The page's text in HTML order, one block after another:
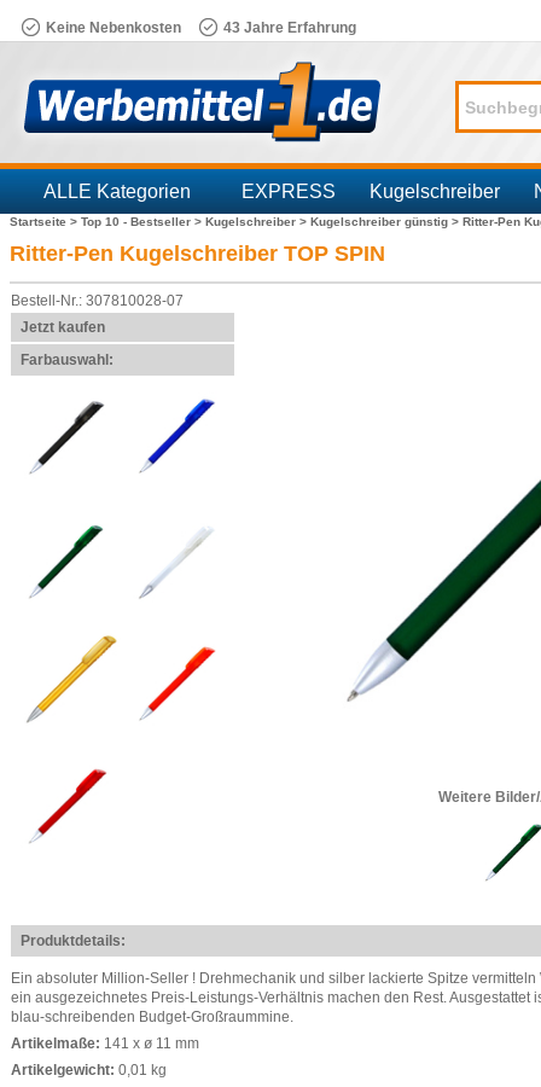
Keine Nebenkosten 43 Jahre Erfahrung
ALLE Kategorien EXPRESS Kugelschreiber
Branchen
Startseite > Top 10 - Bestseller > Kugelschreiber > Kugelschreiber günstig > Ritter-Pen
Ritter-Pen Kugelschreiber TOP SPIN
Bestell-Nr.: 307810028-07
Jetzt kaufen
Farbauswahl:
Weitere
Produktdetails:
Ein absoluter Million-Seller ! Drehmechanik und silber lackierte Spitze
ein ausgezeichnetes Preis-Leistungs-Verhältnis machen den Rest. Ausgestattet
blau-schreibenden Budget-Großraummine.
Artikelmaße: 141 x ø 11 mm
Artikelgewicht: 0,01 kg